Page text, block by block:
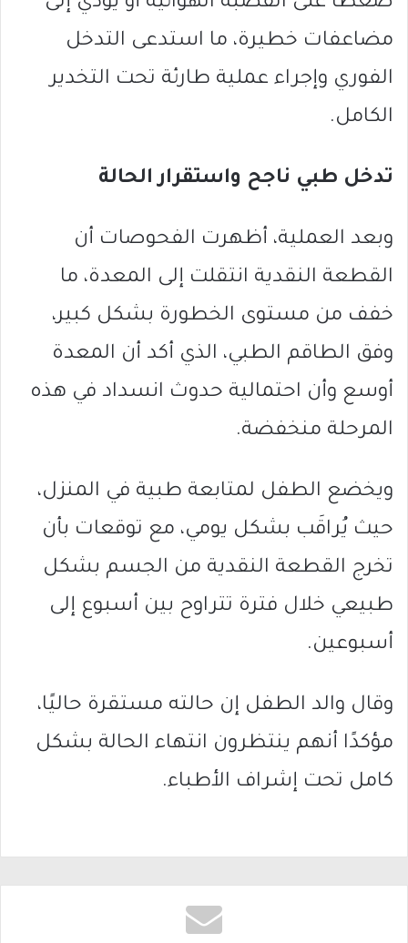
مضاعفات خطيرة، ما استدعى التدخل
الفوري وإجراء عملية طارئة تحت التخدير
الكامل.
تدخل طبي ناجح واستقرار الحالة
وبعد العملية، أظهرت الفحوصات أن
القطعة النقدية انتقلت إلى المعدة، ما
خفف من مستوى الخطورة بشكل كبير،
وفق الطاقم الطبي، الذي أكد أن المعدة
أوسع وأن احتمالية حدوث انسداد في هذه
المرحلة منخفضة.
ويخضع الطفل لمتابعة طبية في المنزل،
حيث يُراقَب بشكل يومي، مع توقعات بأن
تخرج القطعة النقدية من الجسم بشكل
طبيعي خلال فترة تتراوح بين أسبوع إلى
أسبوعين.
وقال والد الطفل إن حالته مستقرة حاليًا،
مؤكدًا أنهم ينتظرون انتهاء الحالة بشكل
كامل تحت إشراف الأطباء.